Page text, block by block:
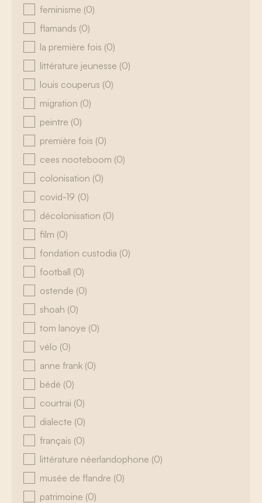
feminisme (0)
flamands (0)
la première fois (0)
littérature jeunesse (0)
louis couperus (0)
migration (0)
peintre (0)
première fois (0)
cees nooteboom (0)
colonisation (0)
covid-19 (0)
décolonisation (0)
film (0)
fondation custodia (0)
football (0)
ostende (0)
shoah (0)
tom lanoye (0)
vélo (0)
anne frank (0)
bédé (0)
courtrai (0)
dialecte (0)
français (0)
littérature néerlandophone (0)
musée de flandre (0)
patrimoine (0)